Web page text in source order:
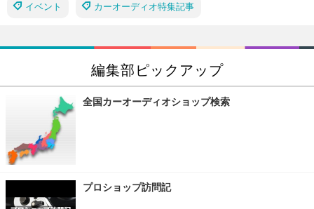
イベント カーオーディオ特集記事
編集部ピックアップ
全国カーオーディオショップ検索
プロショップ訪問記